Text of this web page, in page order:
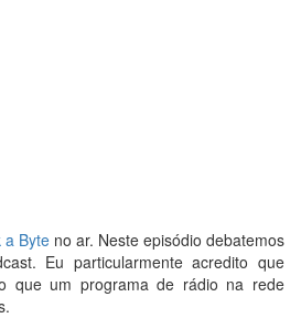
a Byte no ar. Neste episódio debatemos
Eu particularmente acredito que
que um programa de rádio na rede